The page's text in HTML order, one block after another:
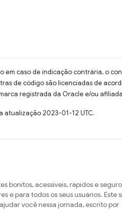
em caso de indicação contrária, o
de código são licenciadas de
registrada da Oracle e/ou
atualização 2023-01-12 UTC.
bonitos, acessíveis, rápidos e
e para todos os seus usuários. Este
você nessa jornada, escrito por